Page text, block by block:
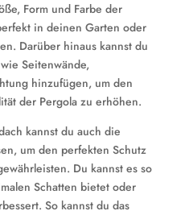
Form und Farbe der
in deinen Garten oder
Darüber hinaus kannst du
Seitenwände,
hinzufügen, um den
der Pergola zu erhöhen.
kannst du auch die
um den perfekten Schutz
Du kannst es so
Schatten bietet oder
So kannst du das